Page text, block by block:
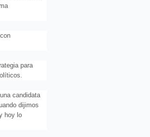
para
candidata
dijimos
hoy lo